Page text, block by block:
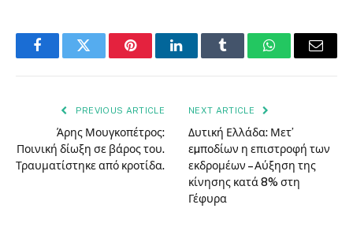
FacebookTwitter PinterestLinkedInTumblr WhatsAppEmail
PREVIOUS ARTICLE
Άρης Μουγκοπέτρος:
Ποινική δίωξη σε βάρος του.
Τραυματίστηκε από κροτίδα.
NEXT ARTICLE
Δυτική Ελλάδα: Μετ’
εµποδίων η επιστροφή των
εκδρομέων – Αύξηση της
κίνησης κατά 8% στη
Γέφυρα